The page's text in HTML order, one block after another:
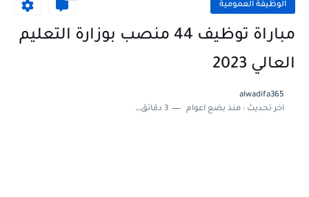
الوظيفة العمومية
مباراة توظيف 44 منصب بوزارة التعليم
العالي 2023
alwadifa365
اخر تحديث :منذ بضع اعوام 3 دقائق للقراءة